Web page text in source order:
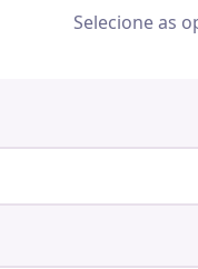
Selecione as